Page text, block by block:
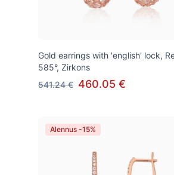
Gold earrings with 'english' lock,
585°, Zirkons
541.24 € 460.05 €
Alennus -15%